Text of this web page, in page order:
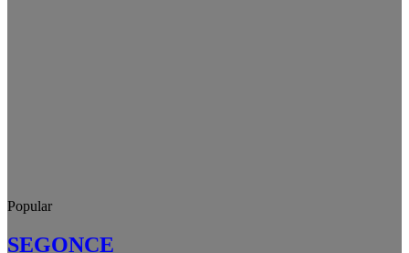
Popular
SEGONCE